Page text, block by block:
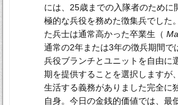
には、25歳までの入隊者のために
極的な兵役を務めた徴集兵でした
た兵士は通常高かった卒業生（
通常の2年または3年の徴兵期間で
兵役ブランチとユニットを自由に
期を提供することを選択しますが
生活する義務がありました完全に
自身。今日の金銭的価値では、最